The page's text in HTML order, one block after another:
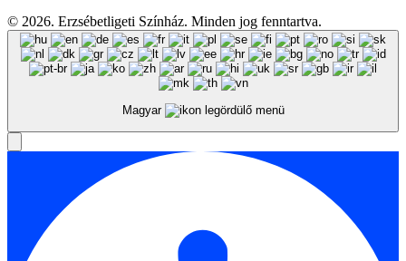
© 2026. Erzsébetligeti Színház. Minden jog fenntartva.
Magyar